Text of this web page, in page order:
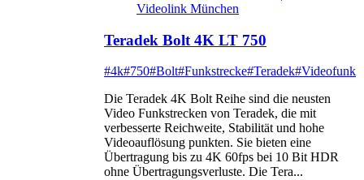
Teradek Bolt 4K LT 750
#4k#750#Bolt#Funkstrecke#Teradek#Videofunk
Die Teradek 4K Bolt Reihe sind die neusten
Video Funkstrecken von Teradek, die mit
verbesserte Reichweite, Stabilität und hohe
Videoauflösung punkten. Sie bieten eine
Übertragung bis zu 4K 60fps bei 10 Bit HDR
ohne Übertragungsverluste. Die Tera...